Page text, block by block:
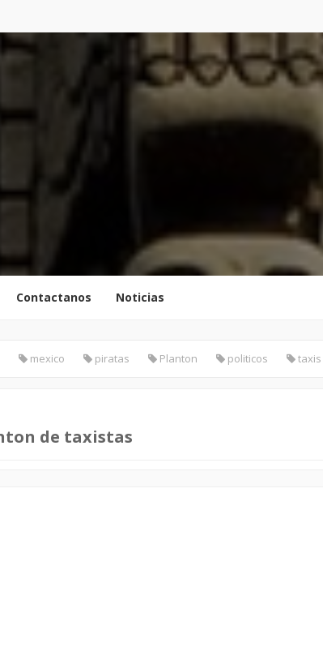
Contactanos Noticias
mexico piratas Planton politicos taxis
de taxistas